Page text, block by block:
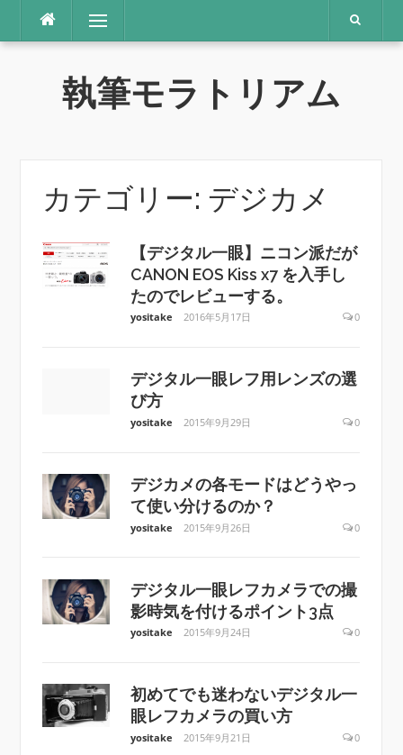
テ
メニュー
執筆モラトリアム
カテゴリー: デジカメ
【デジタル一眼】ニコン派だが
CANON EOS Kiss x7 を入手し
たのでレビューする。
yositake 2016年5月17日 0
デジタル一眼レフ用レンズの選
び方
yositake 2015年9月29日 0
デジカメの各モードはどうやっ
て使い分けるのか？
yositake 2015年9月26日 0
デジタル一眼レフカメラでの撮
影時気を付けるポイント3点
yositake 2015年9月24日 0
初めてでも迷わないデジタル一
眼レフカメラの買い方
yositake 2015年9月21日 0